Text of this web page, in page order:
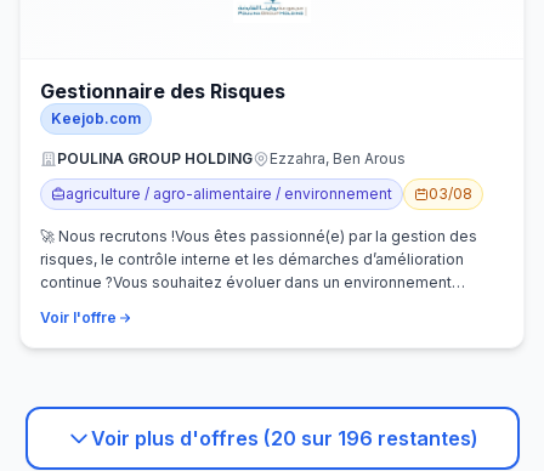
Gestionnaire des Risques
Keejob.com
POULINA GROUP HOLDING
Ezzahra, Ben Arous
agriculture / agro-alimentaire / environnement
03/08
🚀 Nous recrutons !Vous êtes passionné(e) par la gestion des
risques, le contrôle interne et les démarches d’amélioration
continue ?Vous souhaitez évoluer dans un environnement
Voir l'offre
Voir plus d'offres (20 sur 196 restantes)